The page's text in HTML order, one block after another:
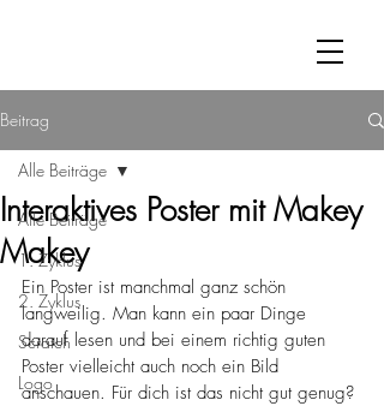
Beitrag
Alle Beiträge
1. Zyklus
2. Zyklus
Scratch
Logo
Alle Beiträge
Interaktives Poster mit Makey
Makey
Ein Poster ist manchmal ganz schön
langweilig. Man kann ein paar Dinge
darauf lesen und bei einem richtig guten
Poster vielleicht auch noch ein Bild
anschauen. Für dich ist das nicht gut genug?